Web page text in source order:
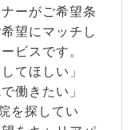
ーがご希望条
望にマッチし
ビスです。
てほしい」
働きたい」
を探してい